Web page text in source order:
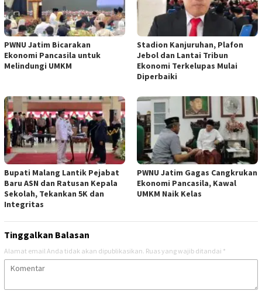
PWNU Jatim Bicarakan
Ekonomi Pancasila untuk
Melindungi UMKM
Stadion Kanjuruhan, Plafon
Jebol dan Lantai Tribun
Ekonomi Terkelupas Mulai
Diperbaiki
Bupati Malang Lantik Pejabat
Baru ASN dan Ratusan Kepala
Sekolah, Tekankan 5K dan
Integritas
PWNU Jatim Gagas Cangkrukan
Ekonomi Pancasila, Kawal
UMKM Naik Kelas
Tinggalkan Balasan
Alamat email Anda tidak akan dipublikasikan. Ruas yang wajib ditandai *